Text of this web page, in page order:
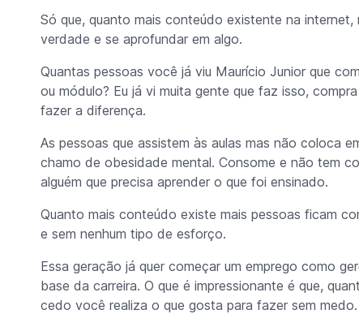
Só que, quanto mais conteúdo existente na
verdade e se aprofundar em algo.
Quantas pessoas você já viu Maurício Junior que
ou módulo? Eu já vi muita gente que faz isso,
fazer a diferença.
As pessoas que assistem às aulas mas não coloca
chamo de obesidade mental. Consome e não tem
alguém que precisa aprender o que foi ensinado.
Quanto mais conteúdo existe mais pessoas ficam
e sem nenhum tipo de esforço.
Essa geração já quer começar um emprego como
base da carreira. O que é impressionante é que,
cedo você realiza o que gosta para fazer sem medo.